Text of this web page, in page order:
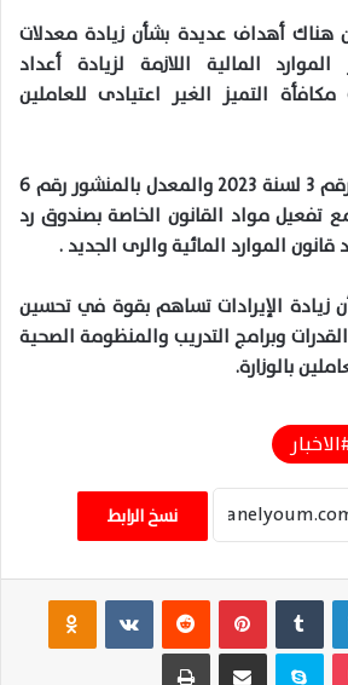
هناك أهداف عديدة بشأن زيادة معدلات
المالية اللازمة لزيادة أعداد
التميز الغير اعتيادى للعاملين
طبقا للمنشور الوزاري رقم ٣ لسنة ٢٠٢٣ والمعدل بالمنشور رقم ٦
مع تفعيل مواد القانون الخاصة بصندوق رد
الموارد المائية والرى الجديد .
زيادة الإيرادات تساهم بقوة في تحسين
وبرامج التدريب والمنظومة الصحية
بالوزارة.
الاخبار
نسخ الرابط
لينكدإن بينتيريست ‏VKontakte
سكايب مشاركة عبر البريد طباعة